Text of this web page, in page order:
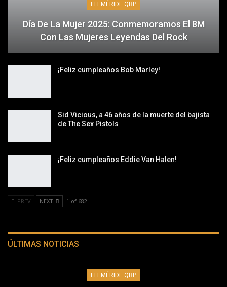
EFEMÉRIDE QRP
Día De La Mujer 2025: Conmemoramos El 8M
Con Las Mujeres Leyendas Del Rock
¡Feliz cumpleaños Bob Marley!
Sid Vicious, a 46 años de la muerte del bajista
de The Sex Pistols
¡Feliz cumpleaños Eddie Van Halen!
PREV NEXT 1 of 682
ÚLTIMAS NOTICIAS
EFEMÉRIDE QRP